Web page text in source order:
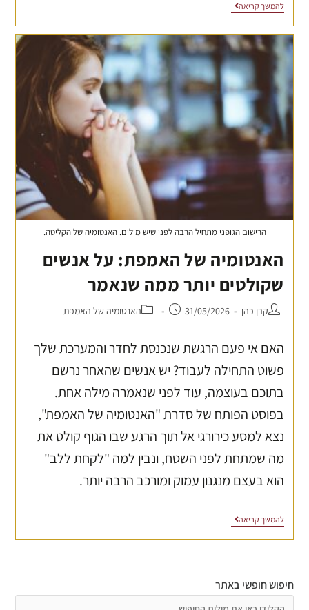
להמשך קריאה
הרישום הגופני מתחיל הרבה לפני שיש מילים. האנטומיה של הקליטה.
האנטומיה של האמפת: על אנשים
שקולטים יותר ממה שנאמר
קרן כהן 31/05/2026 האנטומיה של האמפת
האם אי פעם הרגשת שנכנסת לחדר והמערכת שלך
פשוט התחילה לעבוד? יש אנשים שהאחר נרשם
בתוכם בעוצמה, עוד לפני שנאמרה מילה אחת.
בפוסט הפותח של סדרת "האנטומיה של האמפת",
נצא למסע כירורגי אל תוך הרגע שבו הגוף קולט את
מה שמתחת לפני השטח, ונבין למה "לקחת ללב"
הוא בעצם מנגנון עמוק ומורכב הרבה יותר.
להמשך קריאה
חיפוש חופשי באתר